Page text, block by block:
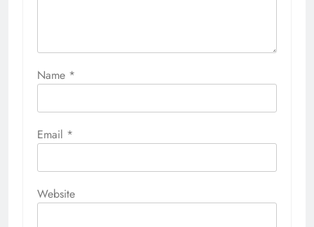
Name *
Email *
Website